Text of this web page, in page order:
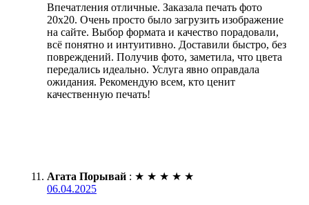
Впечатления отличные. Заказала печать фото
20х20. Очень просто было загрузить изображение
на сайте. Выбор формата и качество порадовали,
всё понятно и интуитивно. Доставили быстро, без
повреждений. Получив фото, заметила, что цвета
передались идеально. Услуга явно оправдала
ожидания. Рекомендую всем, кто ценит
качественную печать!
Агата Порывай : ★ ★ ★ ★ ★
06.04.2025